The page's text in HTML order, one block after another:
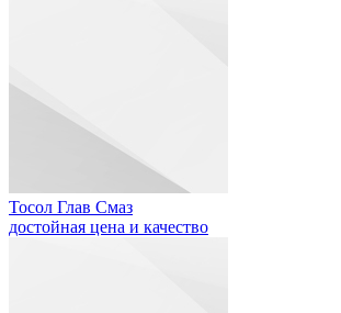
Тосол Глав Смаз
достойная цена и качество